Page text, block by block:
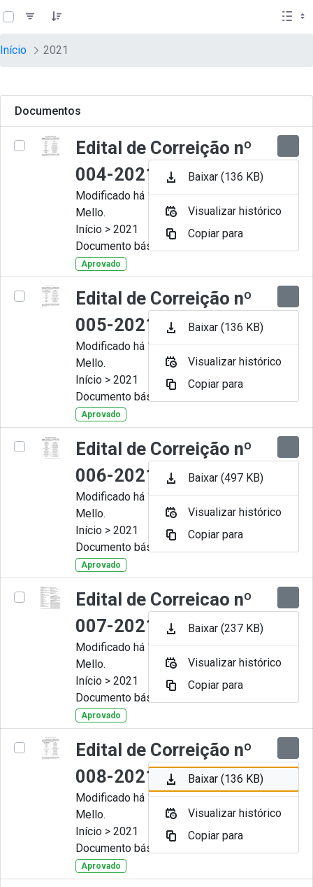
Pular para o Conteúdo principal
teste descricao
Início 2021
Documentos
Edital de Correição nº
004-2021
Modificado há 11 Meses por Artur
Mello.
Início > 2021
Documento básico
Aprovado
Edital de Correição nº
005-2021
Modificado há 11 Meses por Artur
Mello.
Início > 2021
Documento básico
Aprovado
Edital de Correição nº
006-2021
Modificado há 11 Meses por Artur
Mello.
Início > 2021
Documento básico
Aprovado
Edital de Correicao nº
007-2021
Modificado há 11 Meses por Artur
Mello.
Início > 2021
Documento básico
Aprovado
Edital de Correição nº
008-2021
Modificado há 11 Meses por Artur
Mello.
Início > 2021
Documento básico
Aprovado
Baixar (136 KB)
Visualizar histórico
Copiar para
Baixar (136 KB)
Visualizar histórico
Copiar para
Baixar (497 KB)
Visualizar histórico
Copiar para
Baixar (237 KB)
Visualizar histórico
Copiar para
Baixar (136 KB)
Visualizar histórico
Copiar para